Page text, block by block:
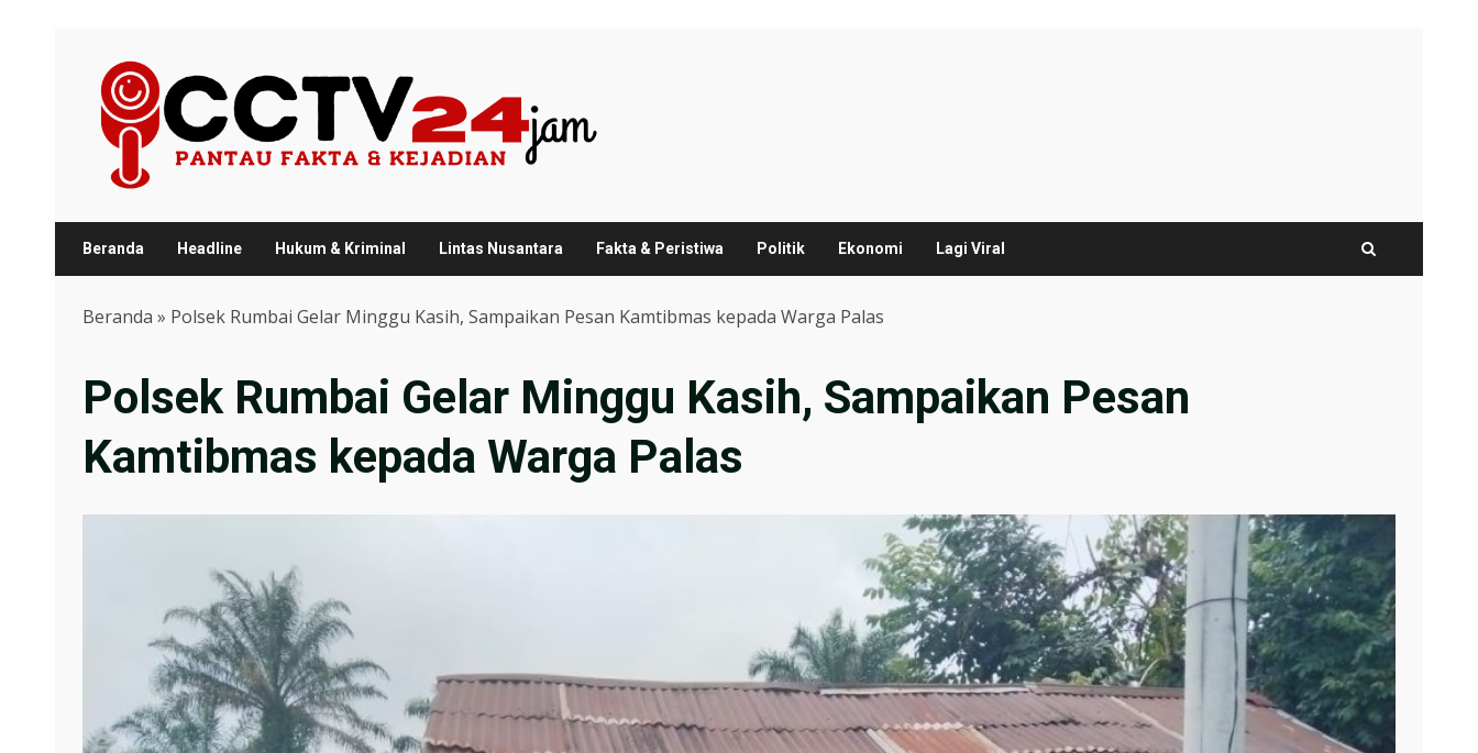
content
Beranda Headline Hukum & Kriminal Lintas Nusantara Fakta & Peristiwa Politik Ekonomi Lagi Viral
Beranda » Polsek Rumbai Gelar Minggu Kasih, Sampaikan Pesan Kamtibmas kepada Warga Palas
Polsek Rumbai Gelar Minggu Kasih, Sampaikan Pesan
Kamtibmas kepada Warga Palas